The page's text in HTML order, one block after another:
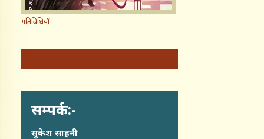
गतिविधियाँ
सम्पर्क:-
सुकेश साहनी